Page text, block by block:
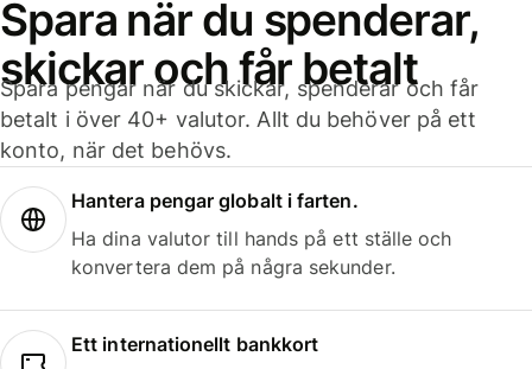
Spara när du spenderar,
skickar och får betalt
Spara pengar när du skickar, spenderar och får
betalt i över 40+ valutor. Allt du behöver på ett
konto, när det behövs.
Hantera pengar globalt i farten.
Ha dina valutor till hands på ett ställe och
konvertera dem på några sekunder.
Ett internationellt bankkort